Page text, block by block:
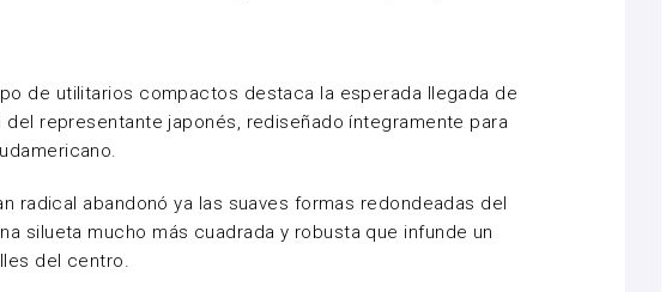
de utilitarios compactos destaca la esperada llegada de
del representante japonés, rediseñado íntegramente para
radical abandonó ya las suaves formas redondeadas del
silueta mucho más cuadrada y robusta que infunde un
del centro.